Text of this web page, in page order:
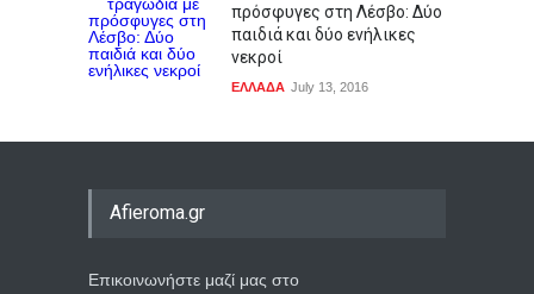
πρόσφυγες στη Λέσβο: Δύο
παιδιά και δύο ενήλικες
νεκροί
ΕΛΛΑΔΑ July 13, 2016
Afieroma.gr
Επικοινωνήστε μαζί μας στο